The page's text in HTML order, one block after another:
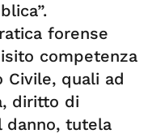
forense
competenza
quali ad
diritto di
danno, tutela